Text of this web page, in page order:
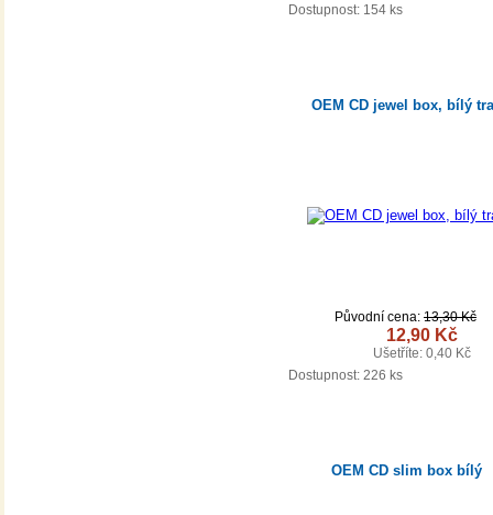
Dostupnost: 154 ks
OEM CD jewel box, bílý
Původní cena: 13,30 Kč
12,90 Kč
Ušetříte: 0,40 Kč
Dostupnost: 226 ks
OEM CD slim box bílý